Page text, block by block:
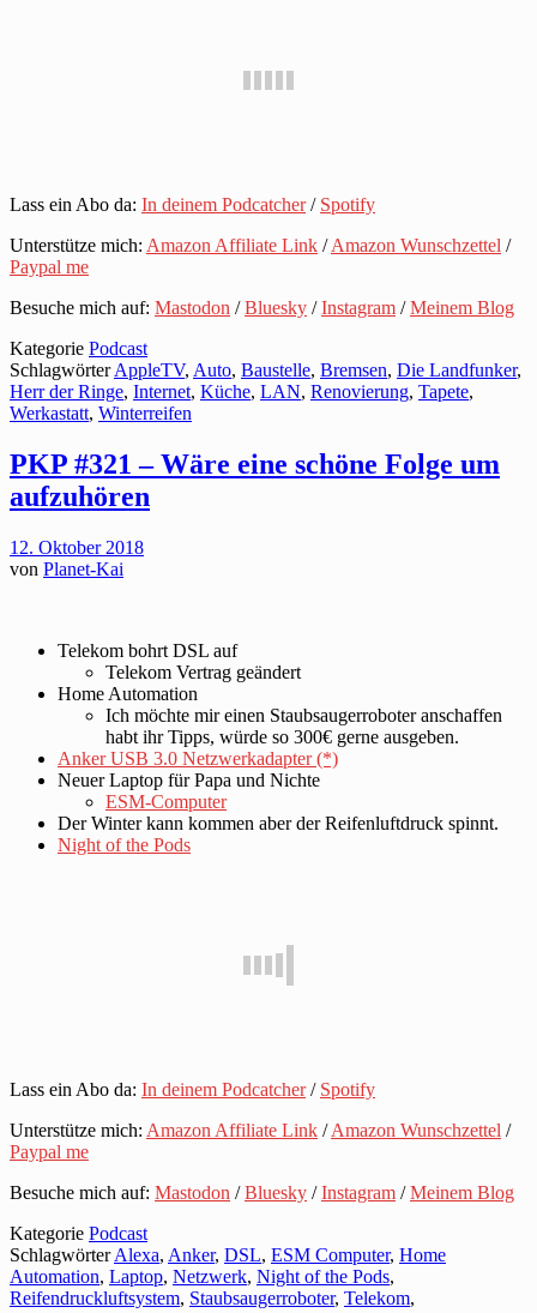
Lass ein Abo da: In deinem Podcatcher/ Spotify
Unterstütze mich: Amazon Affiliate Link /Amazon Wunschzettel /
Paypal me
Besuche mich auf: Mastodon /Bluesky /Instagram /Meinem Blog
Kategorie Podcast
SchlagwörterAppleTV, Auto, Baustelle, Bremsen, Die Landfunker,
Herr der Ringe, Internet, Küche, LAN, Renovierung, Tapete,
Werkastatt, Winterreifen
PKP #321 – Wäre eine schöne Folge um
aufzuhören
12. Oktober 2018
von Planet-Kai
Telekom bohrt DSL auf
Telekom Vertrag geändert
Home Automation
Ich möchte mir einen Staubsaugerroboter anschaffen
habt ihr Tipps, würde so 300€ gerne ausgeben.
Anker USB 3.0 Netzwerkadapter (*)
Neuer Laptop für Papa und Nichte
ESM-Computer
Der Winter kann kommen aber der Reifenluftdruck spinnt.
Night of the Pods
Lass ein Abo da: In deinem Podcatcher/ Spotify
Unterstütze mich: Amazon Affiliate Link /Amazon Wunschzettel /
Paypal me
Besuche mich auf: Mastodon /Bluesky /Instagram /Meinem Blog
Kategorie Podcast
SchlagwörterAlexa, Anker, DSL, ESM Computer, Home
Automation, Laptop, Netzwerk, Night of the Pods,
Reifendruckluftsystem, Staubsaugerroboter, Telekom,